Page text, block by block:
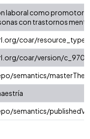
laboral como promotora
con trastornos
coar/resource_type/
coar/version/
semantics/
semantics/